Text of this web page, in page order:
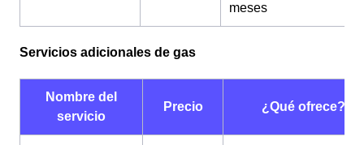
meses
Servicios adicionales de gas
Nombre del
servicio
Precio ¿Qué ofrece?